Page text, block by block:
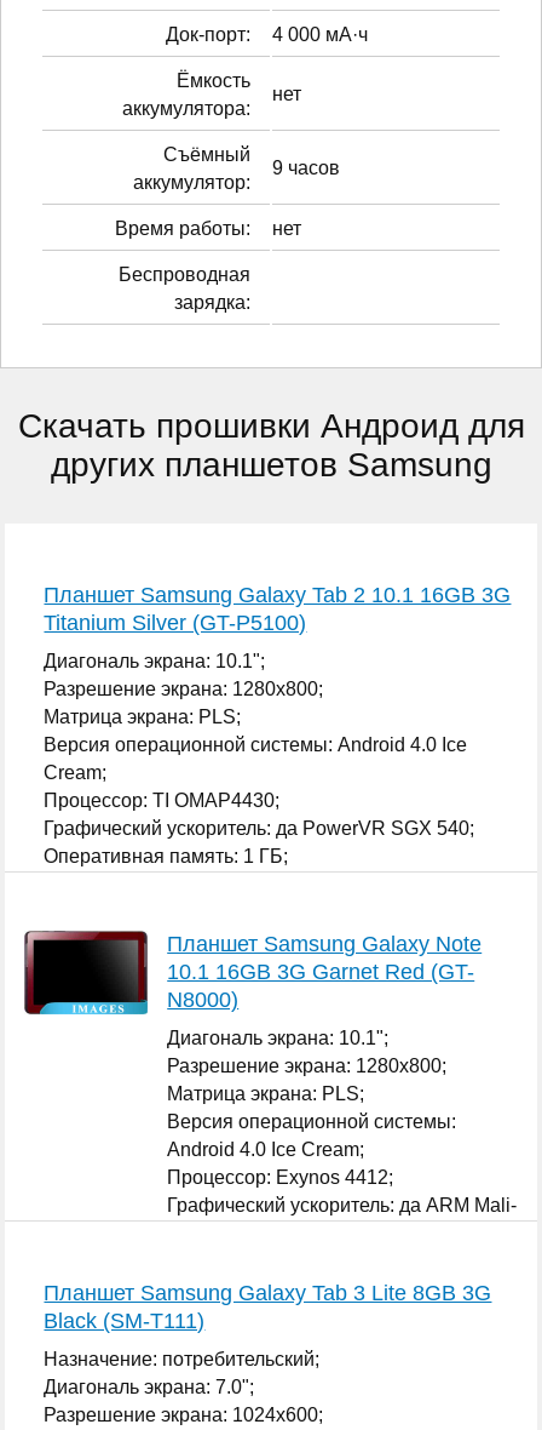
Док-порт: 4 000 мА·ч
Ёмкость
аккумулятора:
нет
Cъёмный
аккумулятор:
9 часов
Время работы: нет
Беспроводная
зарядка:
Скачать прошивки Андроид для
других планшетов Samsung
Планшет Samsung Galaxy Tab 2 10.1 16GB 3G
Titanium Silver (GT-P5100)
Диагональ экрана: 10.1";
Разрешение экрана: 1280x800;
Матрица экрана: PLS;
Версия операционной системы: Android 4.0 Ice
Cream;
Процессор: TI OMAP4430;
Графический ускоритель: да PowerVR SGX 540;
Оперативная память: 1 ГБ;
Планшет Samsung Galaxy Note
10.1 16GB 3G Garnet Red (GT-
N8000)
Диагональ экрана: 10.1";
Разрешение экрана: 1280x800;
Матрица экрана: PLS;
Версия операционной системы:
Android 4.0 Ice Cream;
Процессор: Exynos 4412;
Графический ускоритель: да ARM Mali-
...
Планшет Samsung Galaxy Tab 3 Lite 8GB 3G
Black (SM-T111)
Назначение: потребительский;
Диагональ экрана: 7.0";
Разрешение экрана: 1024x600;